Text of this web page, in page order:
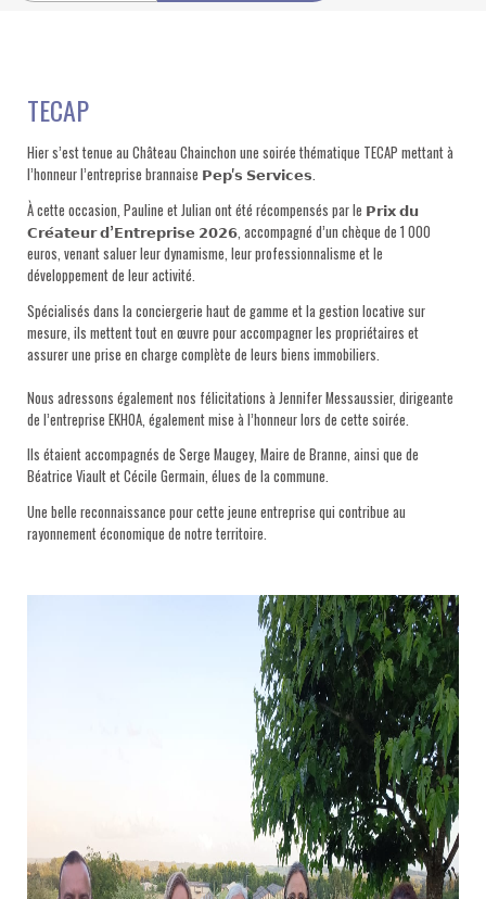
TECAP
Hier s’est tenue au Château Chainchon une soirée thématique TECAP mettant à
l’honneur l’entreprise brannaise 𝗣𝗲𝗽'𝘀 𝗦𝗲𝗿𝘃𝗶𝗰𝗲𝘀.
À cette occasion, Pauline et Julian ont été récompensés par le 𝗣𝗿𝗶𝘅 𝗱𝘂
𝗖𝗿𝗲́𝗮𝘁𝗲𝘂𝗿 𝗱’𝗘𝗻𝘁𝗿𝗲𝗽𝗿𝗶𝘀𝗲 𝟮𝟬𝟮𝟲 , accompagné d’un chèque de 1 000
euros, venant saluer leur dynamisme, leur professionnalisme et le
développement de leur activité.
Spécialisés dans la conciergerie haut de gamme et la gestion locative sur
mesure, ils mettent tout en œuvre pour accompagner les propriétaires et
assurer une prise en charge complète de leurs biens immobiliers.
Nous adressons également nos félicitations à Jennifer Messaussier, dirigeante
de l’entreprise EKHOA, également mise à l’honneur lors de cette soirée.
Ils étaient accompagnés de Serge Maugey, Maire de Branne, ainsi que de
Béatrice Viault et Cécile Germain, élues de la commune.
Une belle reconnaissance pour cette jeune entreprise qui contribue au
rayonnement économique de notre territoire.